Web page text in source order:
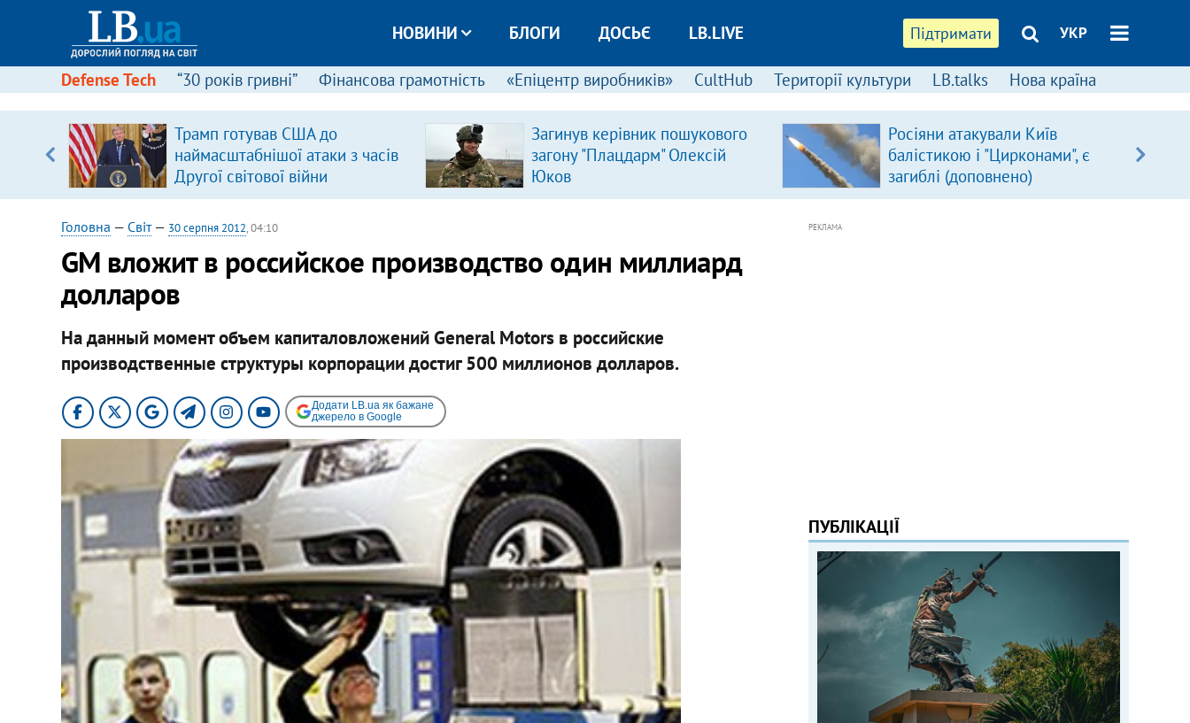
Підтримати УКР
НОВИНИ БЛОГИ ДОСЬЄ LB.LIVE
Defense Tech “30 років гривні” Фінансова грамотність «Епіцентр виробників» CultHub Території культури LB.talks Нова країна
Трамп готував США до
наймасштабнішої атаки з часів
Другої світової війни
Загинув керівник пошукового
загону "Плацдарм" Олексій
Юков
Росіяни атакували Київ
балістикою і "Цирконами", є
загиблі (доповнено)
Головна — Світ— 30 серпня 2012, 04:10
GМ вложит в российское производство один миллиард
долларов
На данный момент объем капиталовложений General Motors в российские
производственные структуры корпорации достиг 500 миллионов долларов.
Додати LB.ua як бажане
джерело в Google
РЕКЛАМА
ПУБЛІКАЦІЇ